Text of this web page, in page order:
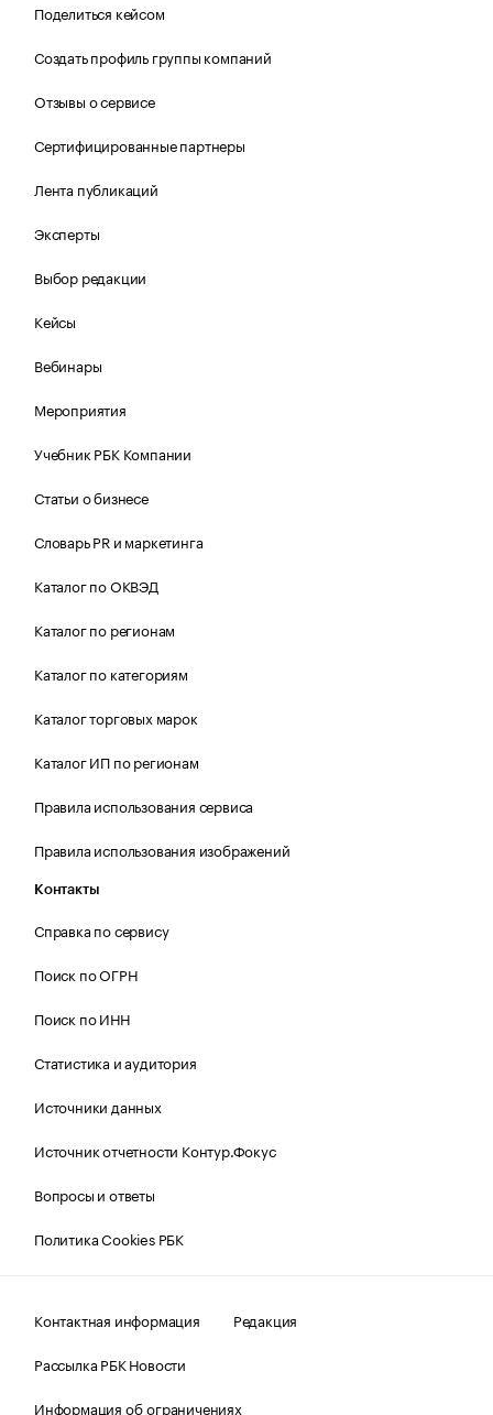
Поделиться кейсом
Создать профиль группы компаний
Отзывы о сервисе
Сертифицированные партнеры
Лента публикаций
Эксперты
Выбор редакции
Кейсы
Вебинары
Мероприятия
Учебник РБК Компании
Статьи о бизнесе
Словарь PR и маркетинга
Каталог по ОКВЭД
Каталог по регионам
Каталог по категориям
Каталог торговых марок
Каталог ИП по регионам
Правила использования сервиса
Правила использования изображений
Контакты
Справка по сервису
Поиск по ОГРН
Поиск по ИНН
Статистика и аудитория
Источники данных
Источник отчетности Контур.Фокус
Вопросы и ответы
Политика Cookies РБК
Контактная информация
Редакция
Рассылка РБК Новости
Информация об ограничениях